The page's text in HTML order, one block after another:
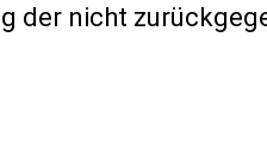
der nicht